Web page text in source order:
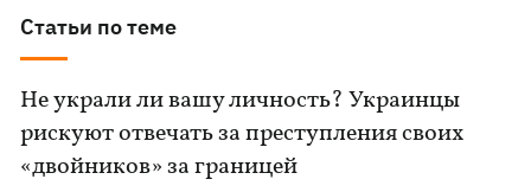
Статьи по теме
Не украли ли вашу личность? Украинцы
рискуют отвечать за преступления своих
«двойников» за границей